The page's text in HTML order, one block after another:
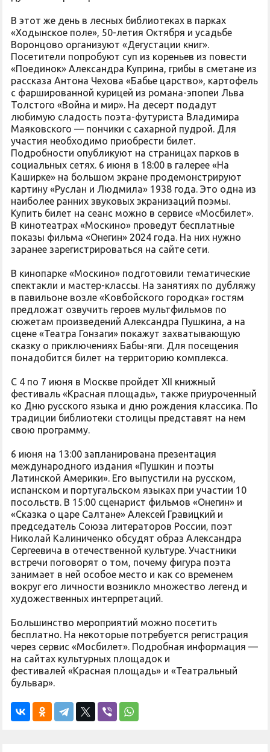
В этот же день в лесных библиотеках в парках
«Ходынское поле», 50-летия Октября и усадьбе
Воронцово организуют «Дегустации книг».
Посетители попробуют суп из кореньев из повести
«Поединок» Александра Куприна, грибы в сметане из
рассказа Антона Чехова «Бабье царство», картофель
с фаршированной курицей из романа-эпопеи Льва
Толстого «Война и мир». На десерт подадут
любимую сладость поэта-футуриста Владимира
Маяковского — пончики с сахарной пудрой. Для
участия необходимо приобрести билет.
Подробности опубликуют на страницах парков в
социальных сетях. 6 июня в 18:00 в галерее «На
Каширке» на большом экране продемонстрируют
картину «Руслан и Людмила» 1938 года. Это одна из
наиболее ранних звуковых экранизаций поэмы.
Купить билет на сеанс можно в сервисе «Мосбилет».
В кинотеатрах «Москино» проведут бесплатные
показы фильма «Онегин» 2024 года. На них нужно
заранее зарегистрироваться на сайте сети.
В кинопарке «Москино» подготовили тематические
спектакли и мастер-классы. На занятиях по дубляжу
в павильоне возле «Ковбойского городка» гостям
предложат озвучить героев мультфильмов по
сюжетам произведений Александра Пушкина, а на
сцене «Театра Гонзаги» покажут захватывающую
сказку о приключениях Бабы-яги. Для посещения
понадобится билет на территорию комплекса.
С 4 по 7 июня в Москве пройдет XII книжный
фестиваль «Красная площадь», также приуроченный
ко Дню русского языка и дню рождения классика. По
традиции библиотеки столицы представят на нем
свою программу.
6 июня на 13:00 запланирована презентация
международного издания «Пушкин и поэты
Латинской Америки». Его выпустили на русском,
испанском и португальском языках при участии 10
посольств. В 15:00 сценарист фильмов «Онегин» и
«Сказка о царе Салтане» Алексей Гравицкий и
председатель Союза литераторов России, поэт
Николай Калиниченко обсудят образ Александра
Сергеевича в отечественной культуре. Участники
встречи поговорят о том, почему фигура поэта
занимает в ней особое место и как со временем
вокруг его личности возникло множество легенд и
художественных интерпретаций.
Большинство мероприятий можно посетить
бесплатно. На некоторые потребуется регистрация
через сервис «Мосбилет». Подробная информация —
на сайтах культурных площадок и
фестивалей «Красная площадь» и «Театральный
бульвар».